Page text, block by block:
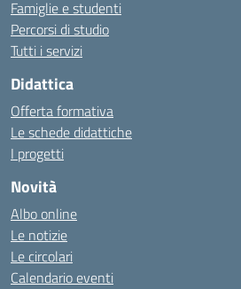
Famiglie e studenti
Percorsi di studio
Tutti i servizi
Didattica
Offerta formativa
Le schede didattiche
I progetti
Novità
Albo online
Le notizie
Le circolari
Calendario eventi